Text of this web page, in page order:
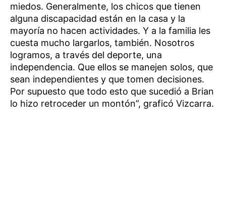
miedos. Generalmente, los chicos que tienen
alguna discapacidad están en la casa y la
mayoría no hacen actividades. Y a la familia les
cuesta mucho largarlos, también. Nosotros
logramos, a través del deporte, una
independencia. Que ellos se manejen solos, que
sean independientes y que tomen decisiones.
Por supuesto que todo esto que sucedió a Brian
lo hizo retroceder un montón”, graficó Vizcarra.